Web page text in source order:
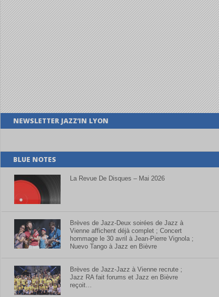
NEWSLETTER JAZZ’IN LYON
BLUE NOTES
La Revue De Disques – Mai 2026
Brèves de Jazz-Deux soirées de Jazz à
Vienne affichent déjà complet ; Concert
hommage le 30 avril à Jean-Pierre Vignola ;
Nuevo Tango à Jazz en Bièvre
Brèves de Jazz-Jazz à Vienne recrute ;
Jazz RA fait forums et Jazz en Bièvre
reçoit…